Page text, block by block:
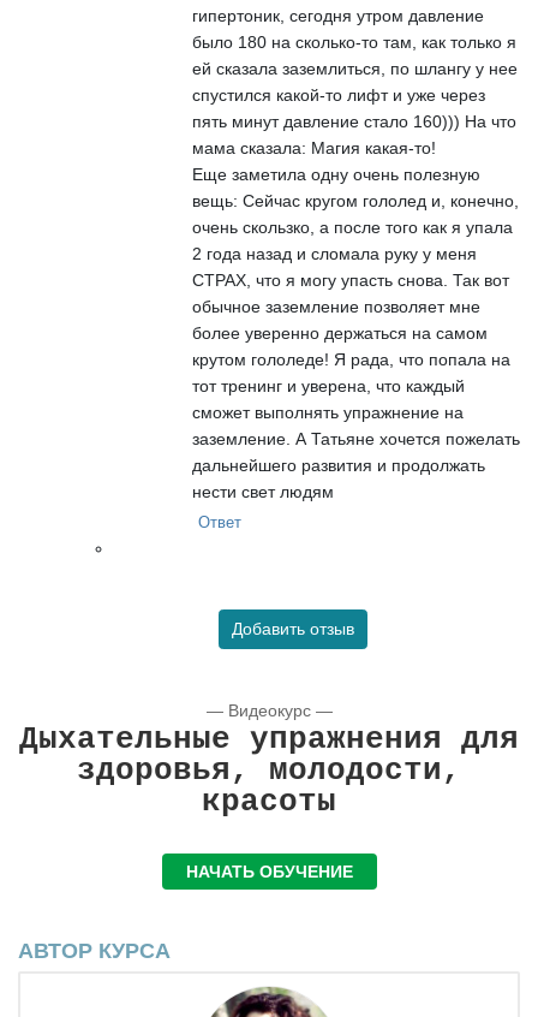
гипертоник, сегодня утром давление
было 180 на сколько-то там, как только я
ей сказала заземлиться, по шлангу у нее
спустился какой-то лифт и уже через
пять минут давление стало 160))) На что
мама сказала: Магия какая-то!
Еще заметила одну очень полезную
вещь: Сейчас кругом гололед и, конечно,
очень скользко, а после того как я упала
2 года назад и сломала руку у меня
СТРАХ, что я могу упасть снова. Так вот
обычное заземление позволяет мне
более уверенно держаться на самом
крутом гололеде! Я рада, что попала на
тот тренинг и уверена, что каждый
сможет выполнять упражнение на
заземление. А Татьяне хочется пожелать
дальнейшего развития и продолжать
нести свет людям
Ответ
Добавить отзыв
— Видеокурс —
Дыхательные упражнения для
здоровья, молодости,
красоты
НАЧАТЬ ОБУЧЕНИЕ
АВТОР КУРСА